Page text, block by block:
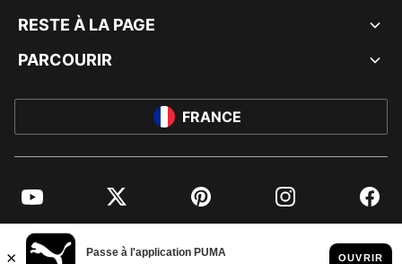
RESTE À LA PAGE
PARCOURIR
FRANCE
YouTube Twitter Pinterest Instagram
© PUMA EUROPE GMBH, 2026. TOUS DROITS RÉSERVÉS
MENTIONS ET DONNÉES LÉGALES